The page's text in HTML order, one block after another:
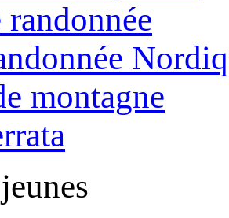
montagne